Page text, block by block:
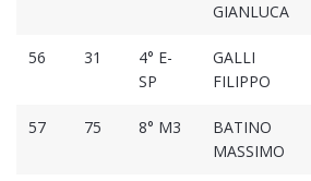
GIANLUCA
56 31
4° E-
SP
GALLI
FILIPPO
57 75 8° M3
BATINO
MASSIMO